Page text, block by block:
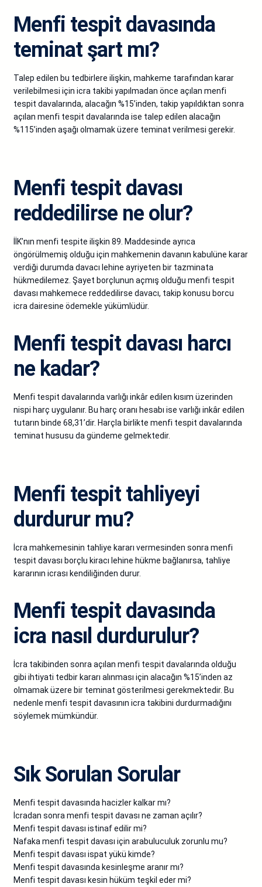
Menfi tespit davasında
teminat şart mı?
Talep edilen bu tedbirlere ilişkin, mahkeme tarafından karar
verilebilmesi için icra takibi yapılmadan önce açılan menfi
tespit davalarında, alacağın %15’inden, takip yapıldıktan sonra
açılan menfi tespit davalarında ise talep edilen alacağın
%115’inden aşağı olmamak üzere teminat verilmesi gerekir.
Menfi tespit davası
reddedilirse ne olur?
İİK’nın menfi tespite ilişkin 89. Maddesinde ayrıca
öngörülmemiş olduğu için mahkemenin davanın kabulüne karar
verdiği durumda davacı lehine ayriyeten bir tazminata
hükmedilemez. Şayet borçlunun açmış olduğu menfi tespit
davası mahkemece reddedilirse davacı, takip konusu borcu
icra dairesine ödemekle yükümlüdür.
Menfi tespit davası harcı
ne kadar?
Menfi tespit davalarında varlığı inkâr edilen kısım üzerinden
nispi harç uygulanır. Bu harç oranı hesabı ise varlığı inkâr edilen
tutarın binde 68,31’dir. Harçla birlikte menfi tespit davalarında
teminat hususu da gündeme gelmektedir.
Menfi tespit tahliyeyi
durdurur mu?
İcra mahkemesinin tahliye kararı vermesinden sonra menfi
tespit davası borçlu kiracı lehine hükme bağlanırsa, tahliye
kararının icrası kendiliğinden durur.
Menfi tespit davasında
icra nasıl durdurulur?
İcra takibinden sonra açılan menfi tespit davalarında olduğu
gibi ihtiyati tedbir kararı alınması için alacağın %15’inden az
olmamak üzere bir teminat gösterilmesi gerekmektedir. Bu
nedenle menfi tespit davasının icra takibini durdurmadığını
söylemek mümkündür.
Sık Sorulan Sorular
Menfi tespit davasında hacizler kalkar mı?
İcradan sonra menfi tespit davası ne zaman açılır?
Menfi tespit davası istinaf edilir mi?
Nafaka menfi tespit davası için arabuluculuk zorunlu mu?
Menfi tespit davası ispat yükü kimde?
Menfi tespit davasında kesinleşme aranır mı?
Menfi tespit davası kesin hüküm teşkil eder mi?